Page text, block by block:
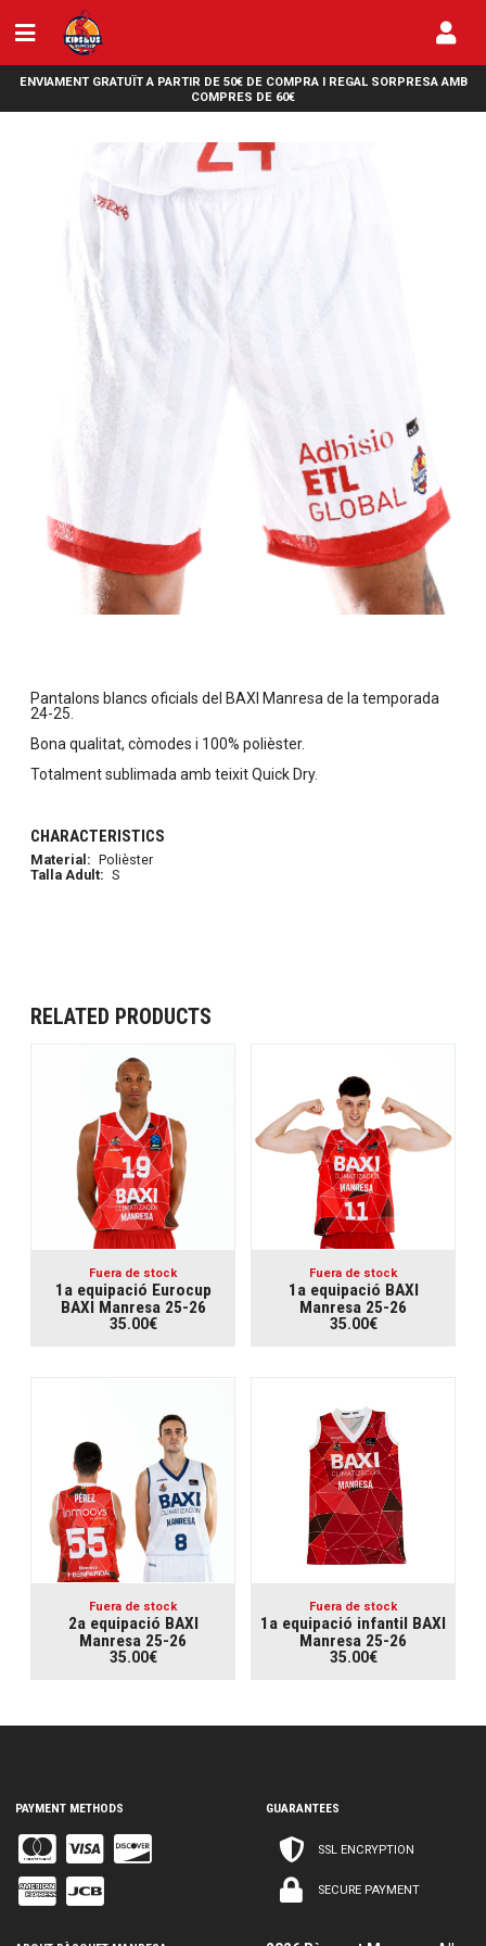
ENVIAMENT GRATUÏT A PARTIR DE 50€ DE COMPRA I REGAL SORPRESA AMB
COMPRES DE 60€
Pantalons blancs oficials del BAXI Manresa de la temporada
24-25.
Bona qualitat, còmodes i 100% polièster.
Totalment sublimada amb teixit Quick Dry.
CHARACTERISTICS
Material: Polièster
Talla Adult: S
RELATED PRODUCTS
Fuera de stock
1a equipació Eurocup
BAXI Manresa 25-26
35.00€
Fuera de stock
1a equipació BAXI
Manresa 25-26
35.00€
Fuera de stock
2a equipació BAXI
Manresa 25-26
35.00€
Fuera de stock
1a equipació infantil BAXI
Manresa 25-26
35.00€
PAYMENT METHODS GUARANTEES
SSL ENCRYPTION
SECURE PAYMENT